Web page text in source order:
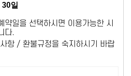
일
약일을 선택하시면 이용가능한 시
다.
항 / 환불규정을 숙지하시기 바랍